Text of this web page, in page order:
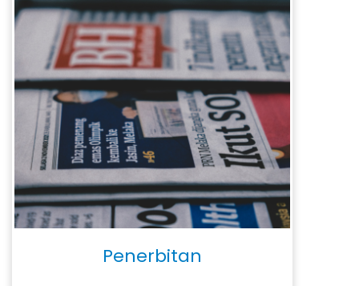
Penerbitan